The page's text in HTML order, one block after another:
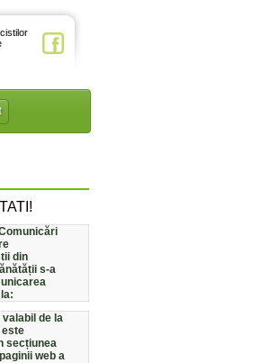
din
s-a
valabil de la
este
secțiunea
web a